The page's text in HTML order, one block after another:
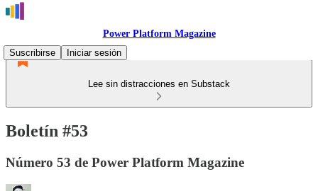
Power Platform Magazine
Suscribirse
Iniciar sesión
Lee sin distracciones en Substack
Boletín #53
Número 53 de Power Platform Magazine